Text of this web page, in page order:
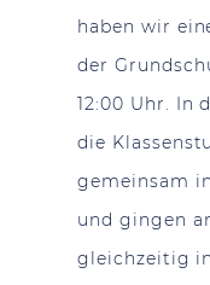
haben wir
der
12:00 Uhr. In
die
gemeinsam
und gingen
gleichzeitig